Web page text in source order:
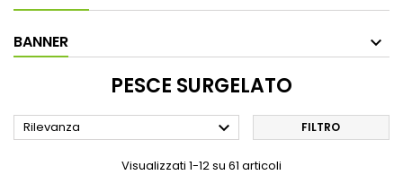
BANNER
PESCE SURGELATO
Rilevanza  FILTRO
Visualizzati 1-12 su 61 articoli